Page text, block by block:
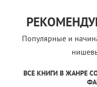
Популярные и
ВСЕ КНИГИ В ЖАНРЕ